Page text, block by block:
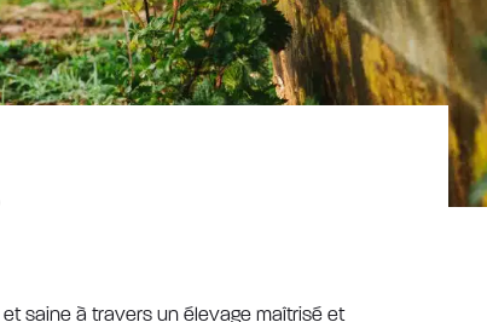
saine à travers un élevage maîtrisé et